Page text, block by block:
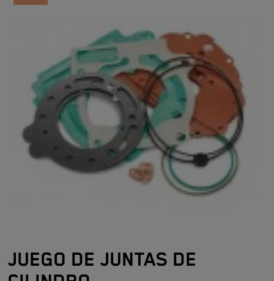
JUEGO DE JUNTAS DE